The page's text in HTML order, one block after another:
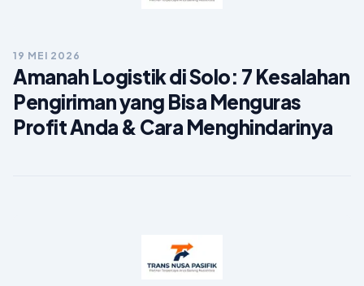
19 MEI 2026
Amanah Logistik di Solo: 7 Kesalahan
Pengiriman yang Bisa Menguras
Profit Anda & Cara Menghindarinya